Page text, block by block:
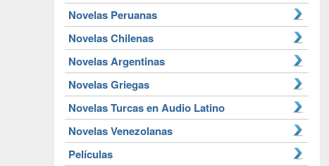
Novelas Peruanas
Novelas Chilenas
Novelas Argentinas
Novelas Griegas
Novelas Turcas en Audio Latino
Novelas Venezolanas
Películas